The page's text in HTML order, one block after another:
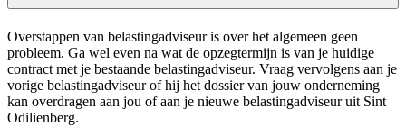
Overstappen van belastingadviseur is over het algemeen geen
probleem. Ga wel even na wat de opzegtermijn is van je huidige
contract met je bestaande belastingadviseur. Vraag vervolgens aan je
vorige belastingadviseur of hij het dossier van jouw onderneming
kan overdragen aan jou of aan je nieuwe belastingadviseur uit Sint
Odilienberg.